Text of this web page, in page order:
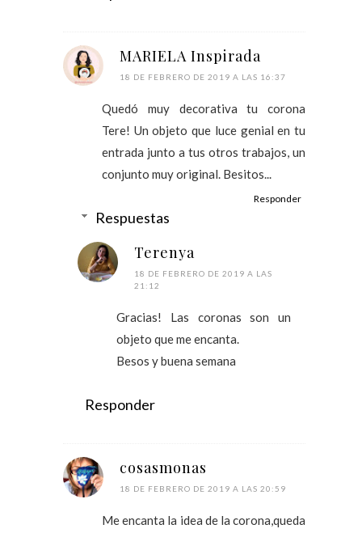
MARIELA Inspirada
18 DE FEBRERO DE 2019 A LAS 16:37
Quedó muy decorativa tu corona
Tere! Un objeto que luce genial en tu
entrada junto a tus otros trabajos, un
conjunto muy original. Besitos...
Responder
Respuestas
Terenya
18 DE FEBRERO DE 2019 A LAS
21:12
Gracias! Las coronas son un
objeto que me encanta.
Besos y buena semana
Responder
cosasmonas
18 DE FEBRERO DE 2019 A LAS 20:59
Me encanta la idea de la corona,queda